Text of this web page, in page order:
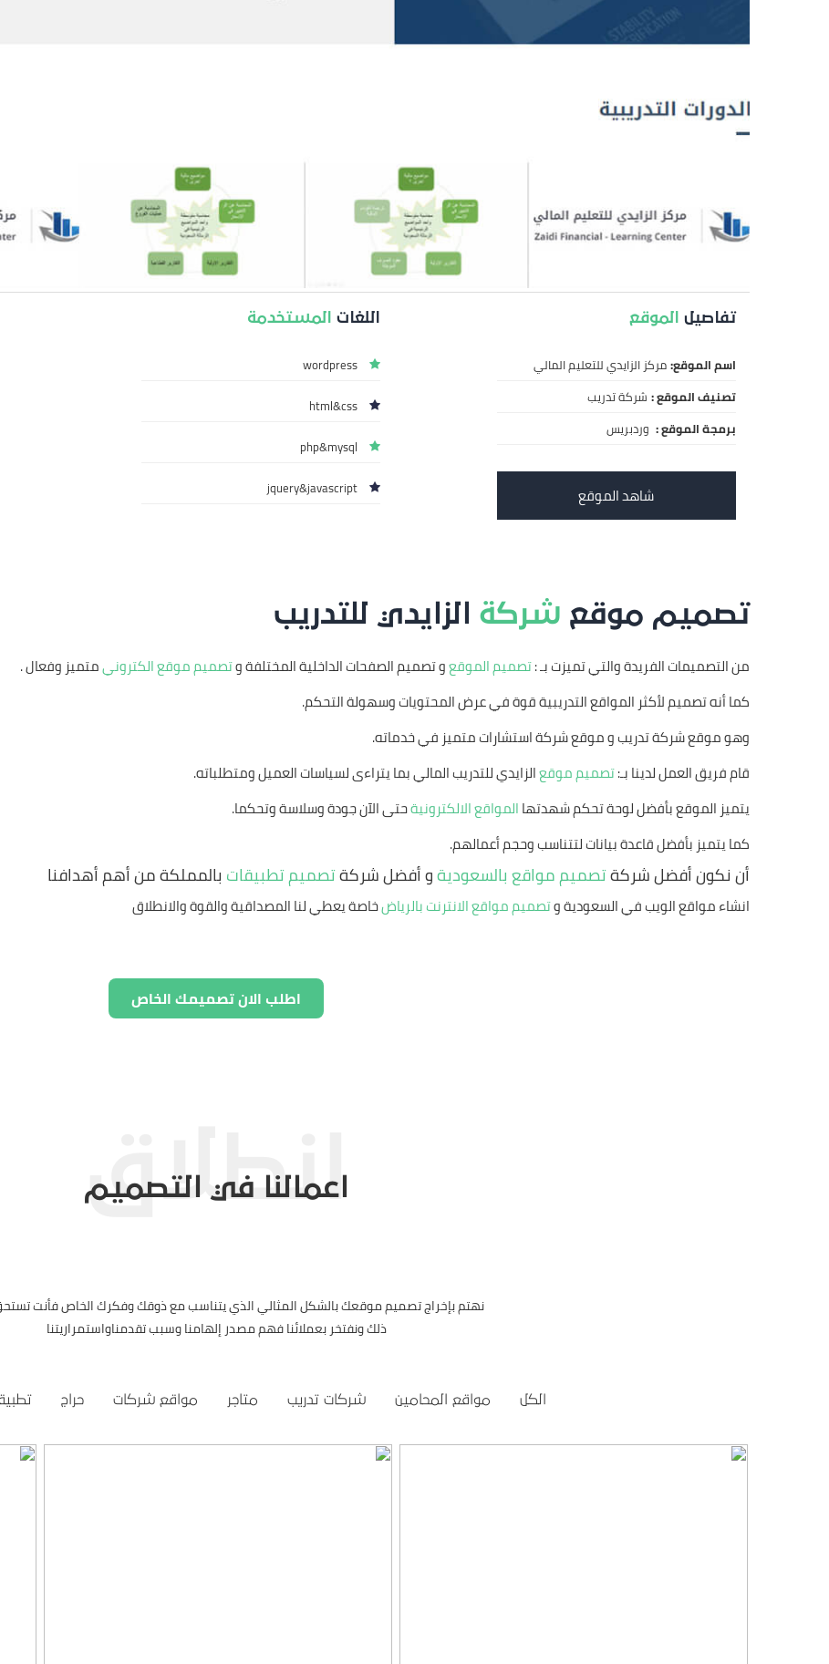
تفاصيل الموقع
اسم الموقع:مركز الزايدي للتعليم المالي
تصنيف الموقع : شركة تدريب
برمجة الموقع : وردبريس
شاهد الموقع
اللغات المستخدمة
wordpress
html&css
php&mysql
jquery&javascript
تصميم موقع شركة الزايدي للتدريب
من التصميمات الفريدة والتي تميزت بـ :تصميم الموقعو تصميم الصفحات الداخلية المختلفة وتصميم موقع الكترونيمتميز وفعال .
كما أنه تصميم لأكثر المواقع التدريبية قوة في عرض المحتويات وسهولة التحكم.
وهو موقع شركة تدريب و موقع شركة استشارات متميز في خدماته.
قام فريق العمل لدينا بـ:تصميم موقعالزايدي للتدريب المالي بما يتراءى لسياسات العميل ومتطلباته.
يتميز الموقع بأفضل لوحة تحكم شهدتهاالمواقع الالكترونيةحتى الآن جودة وسلاسة وتحكما.
كما يتميز بأفضل قاعدة بيانات لتتناسب وحجم أعمالهم.
أن نكون أفضل شركةتصميم مواقع بالسعوديةو أفضل شركةتصميم تطبيقات بالمملكة من أهم أهدافنا
انشاء مواقع الويب في السعودية وتصميم مواقع الانترنت بالرياضخاصة يعطي لنا المصداقية والقوة والانطلاق
اطلب الان تصميمك الخاص
اعمالنا في التصميم
نهتم بإخراج تصميم موقعك بالشكل المثالي الذي يتناسب مع ذوقك وفكرك الخاص فأنت
ذلك ونفتخر بعملائنا فهم مصدر إلهامنا وسبب تقدمناواستمراريتنا
الكل مواقع المحامين شركات تدريب متاجر مواقع شركات حراج